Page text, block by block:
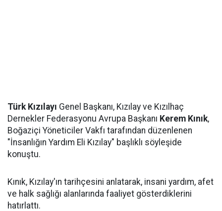
Türk Kızılayı Genel Başkanı, Kızılay ve Kızılhaç
Dernekler Federasyonu Avrupa Başkanı Kerem Kınık,
Boğaziçi Yöneticiler Vakfı tarafından düzenlenen
"İnsanlığın Yardım Eli Kızılay" başlıklı söyleşide
konuştu.
Kınık, Kızılay'ın tarihçesini anlatarak, insani yardım, afet
ve halk sağlığı alanlarında faaliyet gösterdiklerini
hatırlattı.